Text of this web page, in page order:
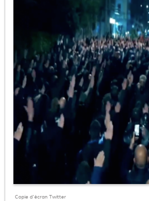
Copie d'écran Twitter